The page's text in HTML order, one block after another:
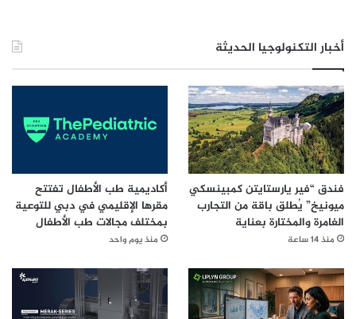
أخبار التكنولوجيا الحديثة
فندق “فير يارستايتن كمبينسكي
ميونيخ” يُطلق باقة من التجارب
الغامرة والمختارة بعناية
منذ 14 ساعة
أكاديمية طب الأطفال تفتتح
مقرها الإقليمي في دبي للتوعية
بمختلف مجالات طب الأطفال
منذ يوم واحد